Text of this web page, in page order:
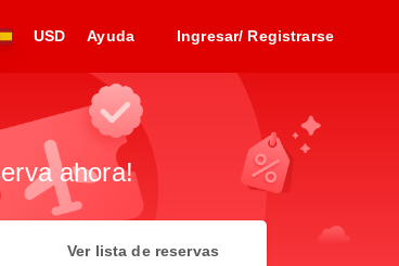
USD Ayuda Ingresar/ Registrarse
ahora!
Ver lista de reservas